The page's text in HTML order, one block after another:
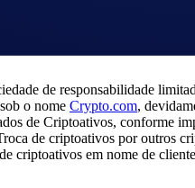
de responsabilidade
o nome Crypto.com,
de Criptoativos, conforme
de criptoativos por outros
criptoativos em nome de